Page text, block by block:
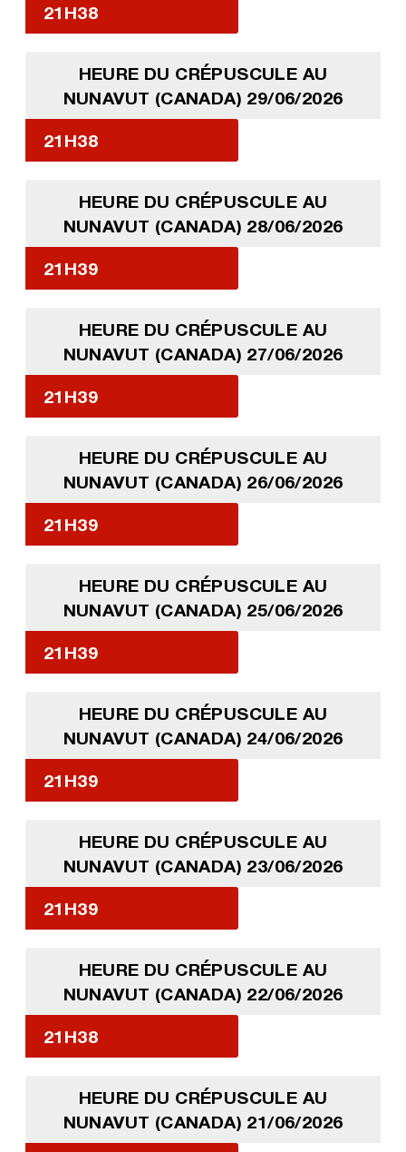
21H38
HEURE DU CRÉPUSCULE AU
NUNAVUT (CANADA) 29/06/2026
21H38
HEURE DU CRÉPUSCULE AU
NUNAVUT (CANADA) 28/06/2026
21H39
HEURE DU CRÉPUSCULE AU
NUNAVUT (CANADA) 27/06/2026
21H39
HEURE DU CRÉPUSCULE AU
NUNAVUT (CANADA) 26/06/2026
21H39
HEURE DU CRÉPUSCULE AU
NUNAVUT (CANADA) 25/06/2026
21H39
HEURE DU CRÉPUSCULE AU
NUNAVUT (CANADA) 24/06/2026
21H39
HEURE DU CRÉPUSCULE AU
NUNAVUT (CANADA) 23/06/2026
21H39
HEURE DU CRÉPUSCULE AU
NUNAVUT (CANADA) 22/06/2026
21H38
HEURE DU CRÉPUSCULE AU
NUNAVUT (CANADA) 21/06/2026